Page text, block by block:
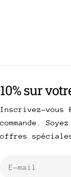
10% sur
Inscrivez-vous
commande.
offres